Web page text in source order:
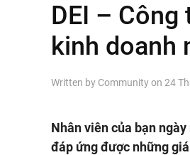
DEI –
kinh doanh
Written by Communityon 24
Nhân viên của bạn
đáp ứng được những